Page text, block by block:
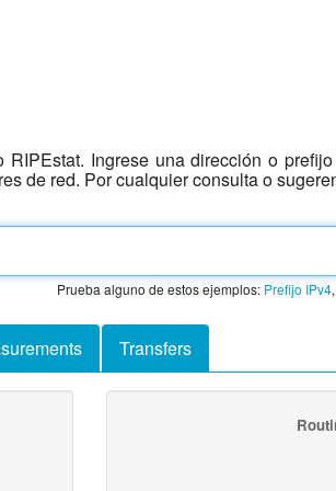
Ingrese una dirección o
de red. Por cualquier consulta o
Prueba alguno de estos ejemplos: Prefijo IPv4,
Transfers